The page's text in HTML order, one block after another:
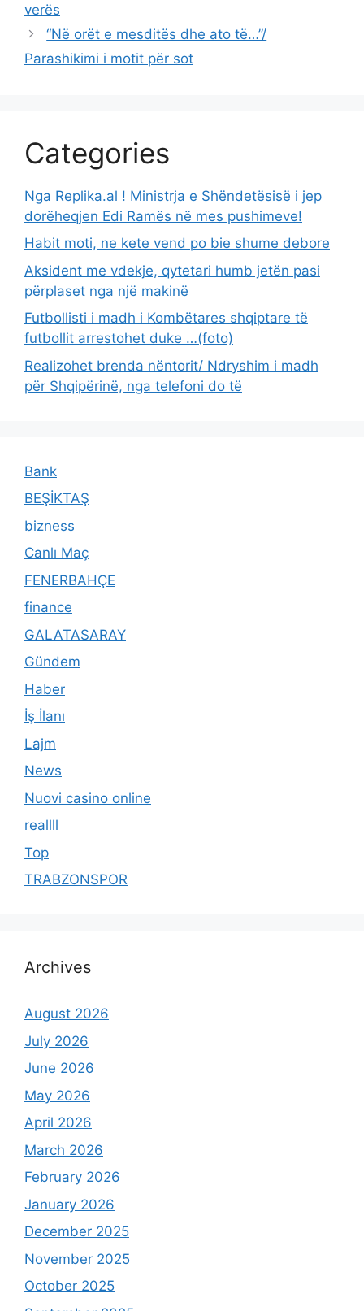
verës
“Në orët e mesditës dhe ato të…”/
Parashikimi i motit për sot
Categories
Nga Replika.al ! Ministrja e Shëndetësisë i jep
dorëheqjen Edi Ramës në mes pushimeve!
Habit moti, ne kete vend po bie shume debore
Aksident me vdekje, qytetari humb jetën pasi
përplaset nga një makinë
Futbollisti i madh i Kombëtares shqiptare të
futbollit arrestohet duke …(foto)
Realizohet brenda nëntorit/ Ndryshim i madh
për Shqipërinë, nga telefoni do të
Bank
BEŞİKTAŞ
bizness
Canlı Maç
FENERBAHÇE
finance
GALATASARAY
Gündem
Haber
İş İlanı
Lajm
News
Nuovi casino online
reallll
Top
TRABZONSPOR
Archives
August 2026
July 2026
June 2026
May 2026
April 2026
March 2026
February 2026
January 2026
December 2025
November 2025
October 2025